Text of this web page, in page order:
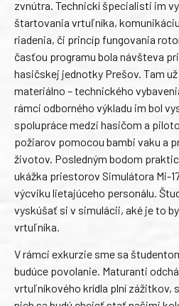
zvnútra. Technickí špecialisti im
štartovania vrtuľníka,
riadenia, či princíp fungovania
časťou programu bola návšteva
hasičskej jednotky Prešov. Tam
materiálno – technického
rámci odborného výkladu im bol
spolupráce medzi hasičom a
požiarov pomocou bambi vaku a
životov. Posledným bodom
ukážka priestorov Simulátora Mi-
výcviku lietajúceho personálu.
vyskúšať si v simulácii, aké je to
vrtuľníka.
V rámci exkurzie sme sa
budúce povolanie. Maturanti
vrtuľníkového krídla plní zážitkov,